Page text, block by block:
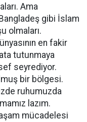
Ama
gibi İslam
olmaları.
en fakir
tutunmaya
seyrediyor.
bir bölgesi.
ruhumuzda
lazım.
mücadelesi